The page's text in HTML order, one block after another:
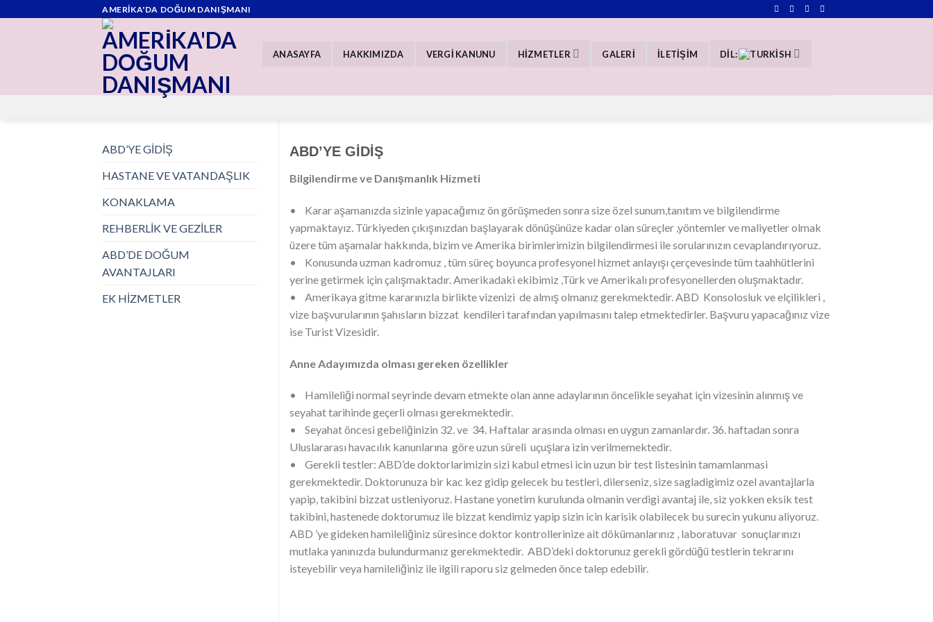
AMERİKA'DA DOĞUM DANIŞMANI
ANASAYFA HAKKIMIZDA VERGİ KANUNU HİZMETLER GALERİ İLETIŞIM DIL:
ABD’YE GİDİŞ
Bilgilendirme ve Danışmanlık Hizmeti
• Karar aşamanızda sizinle yapacağımız ön görüşmeden sonra size özel sunum,tanıtım ve bilgilendirme
yapmaktayız. Türkiyeden çıkışınızdan başlayarak dönüşünüze kadar olan süreçler ,yöntemler ve maliyetler olmak
üzere tüm aşamalar hakkında, bizim ve Amerika birimlerimizin bilgilendirmesi ile sorularınızın cevaplandırıyoruz.
• Konusunda uzman kadromuz , tüm süreç boyunca profesyonel hizmet anlayışı çerçevesinde tüm taahhütlerini
yerine getirmek için çalışmaktadır. Amerikadaki ekibimiz ,Türk ve Amerikalı profesyonellerden oluşmaktadır.
• Amerikaya gitme kararınızla birlikte vizenizi de almış olmanız gerekmektedir. ABD Konsolosluk ve elçilikleri ,
vize başvurularının şahısların bizzat kendileri tarafından yapılmasını talep etmektedirler. Başvuru yapacağınız vize
ise Turist Vizesidir.
Anne Adayımızda olması gereken özellikler
• Hamileliği normal seyrinde devam etmekte olan anne adaylarının öncelikle seyahat için vizesinin alınmış ve
seyahat tarihinde geçerli olması gerekmektedir.
• Seyahat öncesi gebeliğinizin 32. ve 34. Haftalar arasında olması en uygun zamanlardır. 36. haftadan sonra
Uluslararası havacılık kanunlarına göre uzun süreli uçuşlara izin verilmemektedir.
• Gerekli testler: ABD’de doktorlarimizin sizi kabul etmesi icin uzun bir test listesinin tamamlanmasi
gerekmektedir. Doktorunuza bir kac kez gidip gelecek bu testleri, dilerseniz, size sagladigimiz ozel avantajlarla
yapip, takibini bizzat ustleniyoruz. Hastane yonetim kurulunda olmanin verdigi avantaj ile, siz yokken eksik test
takibini, hastenede doktorumuz ile bizzat kendimiz yapip sizin icin karisik olabilecek bu surecin yukunu aliyoruz.
ABD ’ye gideken hamileliğiniz süresince doktor kontrollerinize ait dökümanlarınız , laboratuvar sonuçlarınızı
mutlaka yanınızda bulundurmanız gerekmektedir. ABD’deki doktorunuz gerekli gördüğü testlerin tekrarını
isteyebilir veya hamileliğiniz ile ilgili raporu siz gelmeden önce talep edebilir.
ABD’YE GİDİŞ
HASTANE VE VATANDAŞLIK
KONAKLAMA
REHBERLİK VE GEZİLER
ABD’DE DOĞUM
AVANTAJLARI
EK HİZMETLER